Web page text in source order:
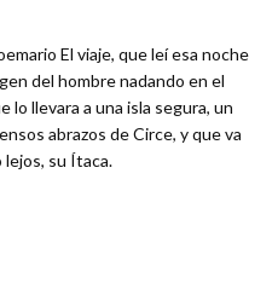
El viaje, que leí esa noche
del hombre nadando en el
lo llevara a una isla segura, un
abrazos de Circe, y que va
lejos, su Ítaca.